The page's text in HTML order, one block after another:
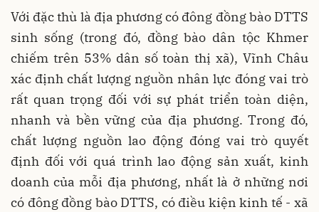
Với đặc thù là địa phương có đông đồng bào DTTS
sinh sống (trong đó, đồng bào dân tộc Khmer
chiếm trên 53% dân số toàn thị xã), Vĩnh Châu
xác định chất lượng nguồn nhân lực đóng vai trò
rất quan trọng đối với sự phát triển toàn diện,
nhanh và bền vững của địa phương. Trong đó,
chất lượng nguồn lao động đóng vai trò quyết
định đối với quá trình lao động sản xuất, kinh
doanh của mỗi địa phương, nhất là ở những nơi
có đông đồng bào DTTS, có điều kiện kinh tế - xã